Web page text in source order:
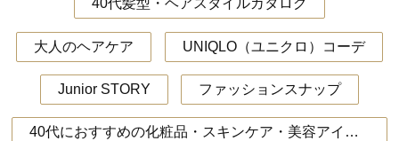
40代髪型・ヘアスタイルカタログ
大人のヘアケア UNIQLO（ユニクロ）コーデ
Junior STORY ファッションスナップ
40代におすすめの化粧品・スキンケア・美容アイテム